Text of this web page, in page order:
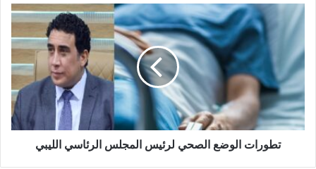
تطورات الوضع الصحي لرئيس المجلس الرئاسي الليبي